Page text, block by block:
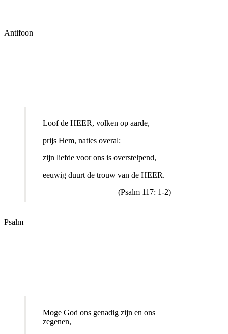
Antifoon
Loof de HEER, volken op aarde,
prijs Hem, naties overal:
zijn liefde voor ons is overstelpend,
eeuwig duurt de trouw van de HEER.
(Psalm 117: 1-2)
Psalm
Moge God ons genadig zijn en ons
zegenen,